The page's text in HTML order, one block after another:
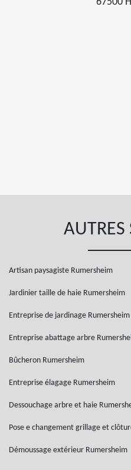
AUTRES
Artisan paysagiste Rumersheim
Jardinier taille de haie Rumersheim
Entreprise de jardinage Rumersheim
Entreprise abattage arbre
Bûcheron Rumersheim
Entreprise élagage Rumersheim
Dessouchage arbre et haie
Pose e changement grillage et
Démoussage extérieur Rumersheim